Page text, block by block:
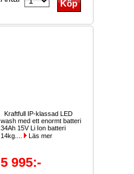
Kraftfull IP-klassad LED
wash med ett enormt batteri
34Ah 15V Li Ion batteri
14kg....
Läs mer
5 995:-